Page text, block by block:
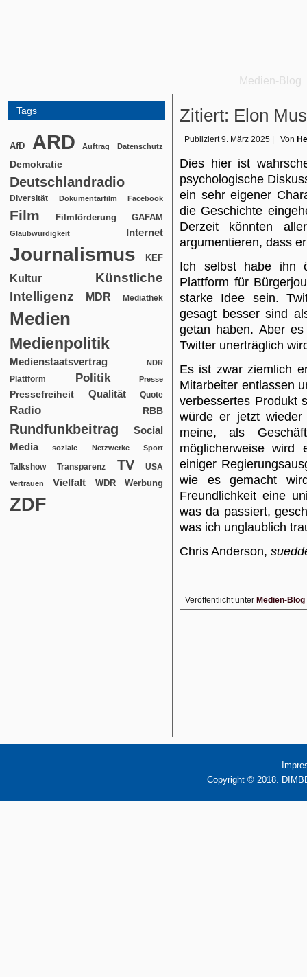
Medien-Blog
Tags
AfD ARD Auftrag Datenschutz
Demokratie
Deutschlandradio
Diversität Dokumentarfilm Facebook
Film Filmförderung GAFAM
Glaubwürdigkeit Internet
Journalismus KEF
Kultur
Künstliche
Intelligenz
MDR Mediathek
Medien
Medienpolitik
Medienstaatsvertrag NDR
Plattform Politik Presse
Pressefreiheit Qualität Quote
Radio RBB
Rundfunkbeitrag
Social
Media
soziale Netzwerke Sport
Talkshow Transparenz TV USA
Vertrauen Vielfalt WDR Werbung
ZDF
Zitiert: Elon
Publiziert 9. März 2025 Von
Dies hier ist
psychologische
ein sehr eigener
die Geschichte
Derzeit könnten
argumentieren, dass
Ich selbst habe ihn
Plattform für
starke Idee sein.
gesagt besser sind
getan haben. Aber
Twitter unerträglich
Es ist zwar ziemlich
Mitarbeiter entlassen
verbessertes Produkt
würde er jetzt wieder
meine, als
möglicherweise wird
einiger
wie es gemacht
Freundlichkeit eine
was da passiert,
was ich unglaublich
Chris Anderson,
Veröffentlicht unter Medien-Blog
Copyright © 2018.